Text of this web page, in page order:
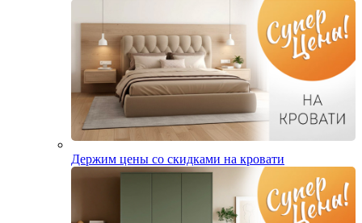
Держим цены со скидками на кровати